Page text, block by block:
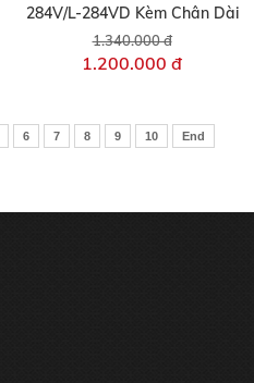
284V/L-284VD Kèm Chân Dài
1.340.000 đ
1.200.000 đ
6 7 8 9 10 End